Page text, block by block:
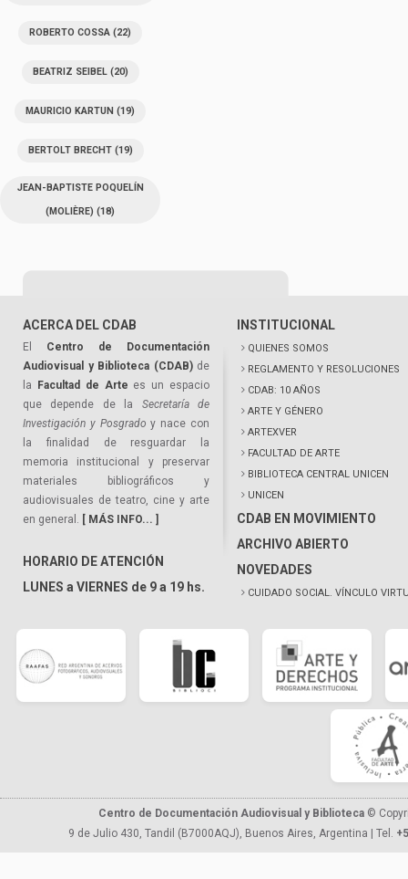
ROBERTO COSSA (22)
BEATRIZ SEIBEL(20)
MAURICIO KARTUN (19)
BERTOLT BRECHT(19)
JEAN-BAPTISTE POQUELÍN
(MOLIÈRE) (18)
ACERCA DEL CDAB
El Centro de Documentación
Audiovisual y Biblioteca (CDAB)de
la
Facultad de Arte es un espacio
que depende de la Secretaría de
Investigación y Posgrado y nace con
la finalidad de resguardar la
memoria institucional y preservar
materiales bibliográficos y
audiovisuales de teatro, cine y arte
en general. [ MÁS INFO... ]
HORARIO DE ATENCIÓN
LUNES a VIERNES de 9 a 19 hs.
INSTITUCIONAL
QUIENES SOMOS
REGLAMENTO Y RESOLUCIONES
CDAB: 10 AÑOS
ARTE Y GÉNERO
ARTEXVER
FACULTAD DE ARTE
BIBLIOTECA CENTRAL UNICEN
UNICEN
CDAB EN MOVIMIENTO
ARCHIVO ABIERTO
NOVEDADES
CUIDADO SOCIAL. VÍNCULO
Centro de Documentación Audiovisual y Biblioteca ©
9 de Julio 430, Tandil (B7000AQJ), Buenos Aires, Argentina | Tel.